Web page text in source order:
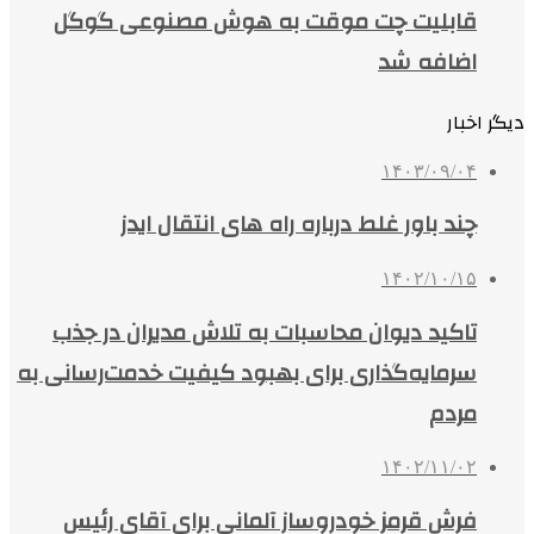
قابلیت چت موقت به هوش مصنوعی گوگل
اضافه شد
دیگر اخبار
۱۴۰۳/۰۹/۰۴
چند باور غلط درباره راه های انتقال ایدز
۱۴۰۲/۱۰/۱۵
تاکید دیوان محاسبات به تلاش مدیران در جذب
سرمایه‌گذاری برای بهبود کیفیت خدمت‌رسانی به
مردم
۱۴۰۲/۱۱/۰۲
فرش قرمز خودروساز آلمانی برای آقای رئیس